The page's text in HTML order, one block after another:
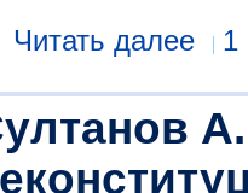
Читать далее 1